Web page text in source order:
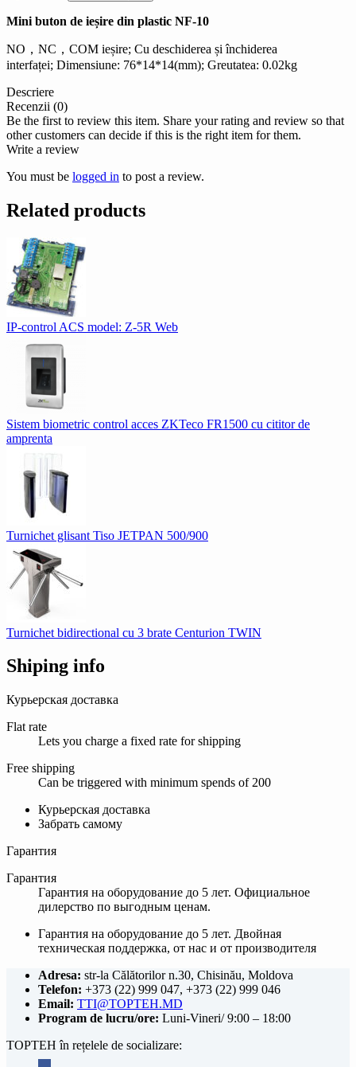
Mini buton de ieșire din plastic NF-10
NO，NC，COM ieșire; Cu deschiderea și închiderea
interfaței; Dimensiune: 76*14*14(mm); Greutatea: 0.02kg
Descriere
Recenzii (0)
Be the first to review this item. Share your rating and review so that
other customers can decide if this is the right item for them.
Write a review
You must be logged in to post a review.
Related products
IP-control ACS model: Z-5R Web
Sistem biometric control acces ZKTeco FR1500 cu cititor de
amprenta
Turnichet glisant Tiso JETPAN 500/900
Turnichet bidirectional cu 3 brate Centurion TWIN
Shiping info
Курьерская доставка
Flat rate
Lets you charge a fixed rate for shipping
Free shipping
Can be triggered with minimum spends of 200
Курьерская доставка
Забрать самому
Гарантия
Гарантия
Гарантия на оборудование до 5 лет. Официальное
дилерство по выгодным ценам.
Гарантия на оборудование до 5 лет. Двойная
техническая поддержка, от нас и от производителя
Adresa: str-la Călătorilor n.30, Chisinău, Moldova
Telefon: +373 (22) 999 047, +373 (22) 999 046
Email: TTI@TOPTEH.MD
Program de lucru/ore: Luni-Vineri/ 9:00 – 18:00
TOPTEH în rețelele de socializare: